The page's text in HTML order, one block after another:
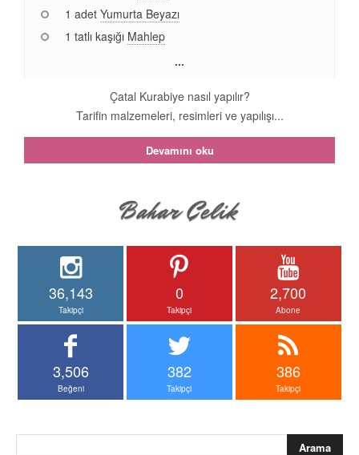
1 adet Yumurta Beyazı
1 tatlı kaşığı Mahlep
...
Çatal Kurabiye nasıl yapılır?
Tarifin malzemeleri, resimleri ve yapılışı...
Devamını oku
36,143
Takipçi
0
Takipçi
2,700
Abone
3,506
Beğeni
382
Takipçi
386
Takipçi